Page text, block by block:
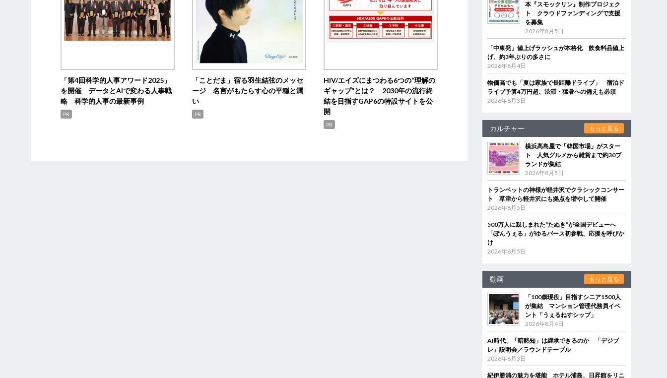
「第4回科学的人事アワード2025」
を開催 データとAIで変わる人事戦
略 科学的人事の最新事例
PR
「ことだま」宿る羽生結弦のメッセ
ージ 名言がもたらす心の平穏と潤
い
PR
HIV/エイズにまつわる6つの“理解の
ギャップ”とは？ 2030年の流行終
結を目指すGAP6の特設サイトを公
開
PR
本『スモックリン』制作プロジェク
ト クラウドファンディングで支援
を募集
2026年8月5日
「中東発」値上げラッシュが本格化 飲食料品値上
げ、約3年ぶりの多さに
2026年8月4日
物価高でも「夏は家族で長距離ドライブ」 宿泊ド
ライブ予算4万円超、渋滞・猛暑への備えも必須
2026年8月3日
カルチャー もっと見る
横浜高島屋で「韓国市場」がスター
ト 人気グルメから雑貨まで約30ブ
ランドが集結
2026年8月5日
トランペットの神様が軽井沢でクラシックコンサー
ト 草津から軽井沢にも拠点を増やして開催
2026年8月5日
500万人に親しまれた“たぬき”が全国デビューへ
「ぽんうぇる」がゆるバース初参戦、応援を呼びか
け
2026年8月5日
動画 もっと見る
「100歳現役」目指すシニア1500人
が集結 マンション管理代務員イベ
ント「うぇるねすシップ」
2026年8月4日
AI時代、「暗黙知」は継承できるのか 「デジブ
レ」説明会／ラウンドテーブル
2026年8月3日
紀伊勝浦の魅力を堪能 ホテル浦島、日昇館をリニ